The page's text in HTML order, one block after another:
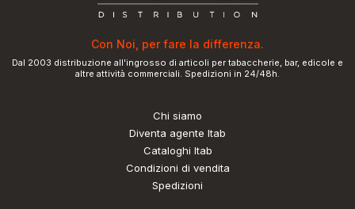
Con Noi, per fare la differenza.
Dal 2003 distribuzione all'ingrosso di articoli per tabaccherie, bar, edicole e
altre attività commerciali. Spedizioni in 24/48h.
Chi siamo
Diventa agente Itab
Cataloghi Itab
Condizioni di vendita
Spedizioni